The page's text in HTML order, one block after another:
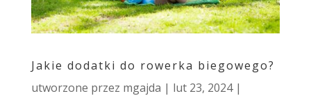
Jakie dodatki do rowerka biegowego?
utworzone przez mgajda | lut 23, 2024|